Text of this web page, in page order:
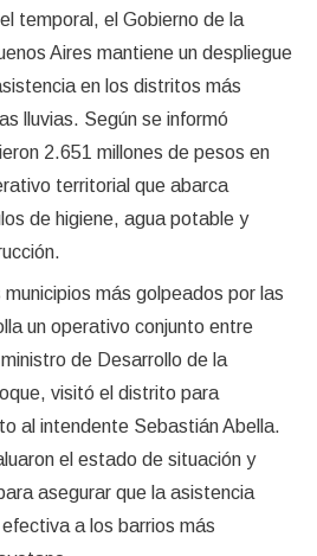
temporal, el Gobierno de la
Aires mantiene un despliegue
en los distritos más
lluvias. Según se informó
2.651 millones de pesos en
territorial que abarca
de higiene, agua potable y
municipios más golpeados por las
un operativo conjunto entre
de Desarrollo de la
visitó el distrito para
al intendente Sebastián Abella.
el estado de situación y
asegurar que la asistencia
a los barrios más